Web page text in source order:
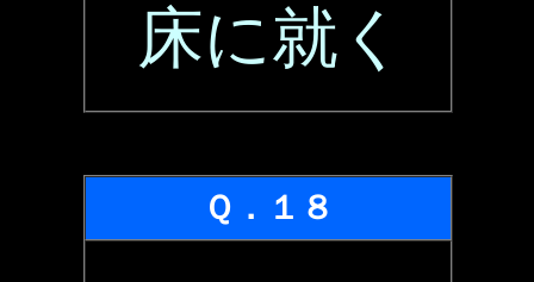
床に就く
Ｑ．１８